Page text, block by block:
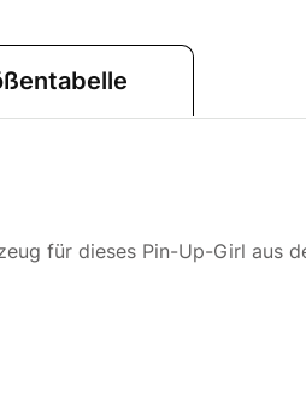
für dieses Pin-Up-Girl aus